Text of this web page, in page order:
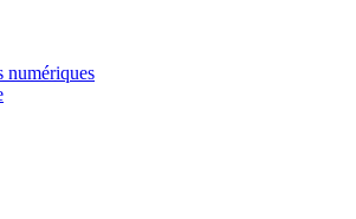
numériques